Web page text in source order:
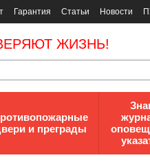
Гарантия Статьи Новости
ЖИЗНЬ!
и преграды